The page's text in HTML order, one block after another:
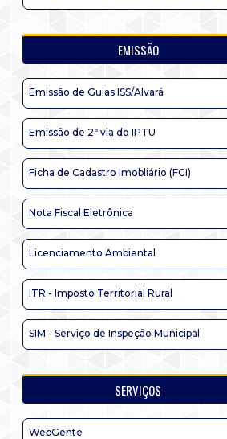
EMISSÃO
Emissão de Guias ISS/Alvará
Emissão de 2ª via do IPTU
Ficha de Cadastro Imobliário (FCI)
Nota Fiscal Eletrônica
Licenciamento Ambiental
ITR - Imposto Territorial Rural
SIM - Serviço de Inspeção Municipal
SERVIÇOS
WebGente